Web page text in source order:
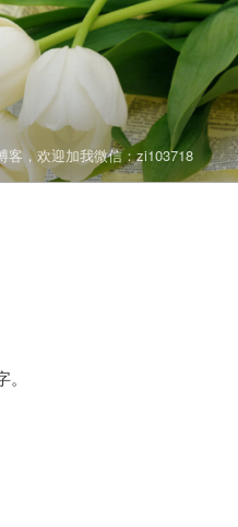
客，欢迎加我微信：zi103718